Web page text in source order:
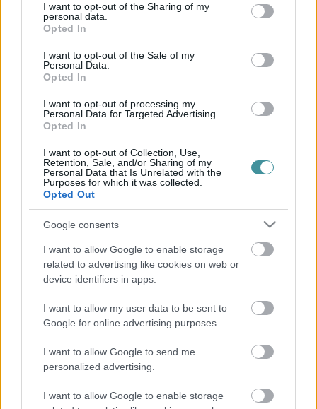
not limited to your visit or usage behaviour. You may click to
grant or deny consent to Google and its third-party tags to
use your data for below specified purposes in below Google
consent section.
I want to opt-out of the Sharing of my
personal data.
Opted In
I want to opt-out of the Sale of my
Personal Data.
Opted In
I want to opt-out of processing my
Personal Data for Targeted Advertising.
Opted In
I want to opt-out of Collection, Use,
Retention, Sale, and/or Sharing of my
Personal Data that Is Unrelated with the
Purposes for which it was collected.
Opted Out
Google consents
I want to allow Google to enable storage
related to advertising like cookies on web or
device identifiers in apps.
I want to allow my user data to be sent to
Google for online advertising purposes.
I want to allow Google to send me
personalized advertising.
I want to allow Google to enable storage
Eger Ügye
Választás 2026
Mindenki Ügye
Riasztó
Egészség+
Otthon & Design
Barta Autó
Eger Ügye
Választás 2026
Mindenki Ügye
Egészség+
Kikötő
Barta Autó
További rovatok
Eger Outlet
Sport
Környék ügye